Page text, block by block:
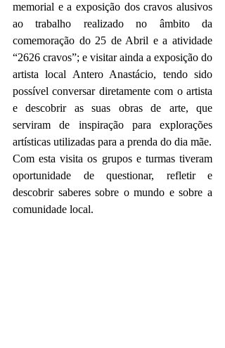
memorial e a exposição dos cravos alusivos
ao trabalho realizado no âmbito da
comemoração do 25 de Abril e a atividade
“2626 cravos”; e visitar ainda a exposição do
artista local Antero Anastácio, tendo sido
possível conversar diretamente com o artista
e descobrir as suas obras de arte, que
serviram de inspiração para explorações
artísticas utilizadas para a prenda do dia mãe.
Com esta visita os grupos e turmas tiveram
oportunidade de questionar, refletir e
descobrir saberes sobre o mundo e sobre a
comunidade local.